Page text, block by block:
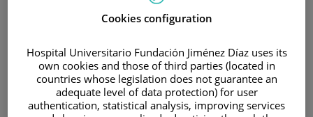
Language
/UNDERSTANDING CANCER
PATIENT INFORMATION AND SUPPORT
FUNCTIONAL AREAS
/ENDOCRINE CANCER/TIROIDES
Cookies configuration
Hospital Universitario Fundación Jiménez Díaz uses its
own cookies and those of third parties (located in
countries whose legislation does not guarantee an
adequate level of data protection) for user
authentication, statistical analysis, improving services